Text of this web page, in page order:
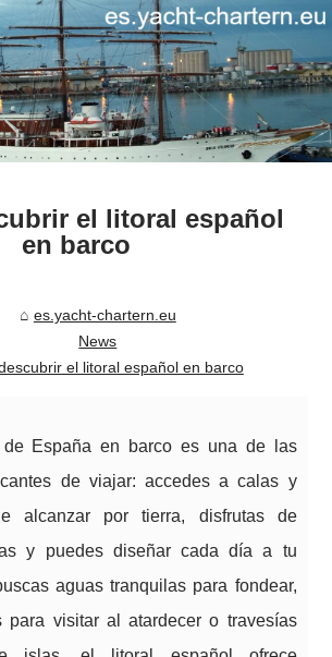
el litoral español
en barco
es.yacht-chartern.eu
News
el litoral español en barco
de España en barco es una de las
de viajar: accedes a calas y
alcanzar por tierra, disfrutas de
y puedes diseñar cada día a tu
aguas tranquilas para fondear,
para visitar al atardecer o travesías